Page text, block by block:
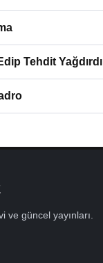
Tehdit Yağdırdı
güncel yayınları.